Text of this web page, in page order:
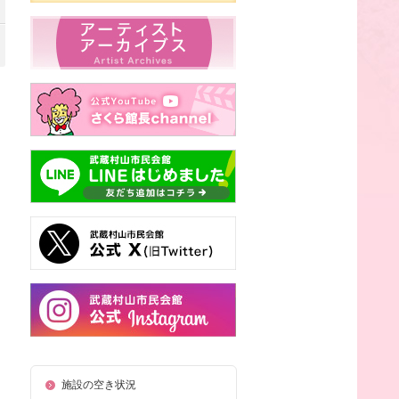
施設の空き状況